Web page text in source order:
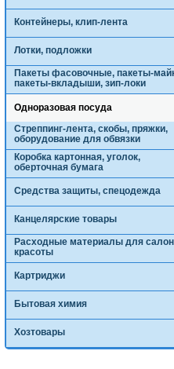
Контейнеры, клип-лента
Лотки, подложки
Пакеты фасовочные, пакеты-
пакеты-вкладыши, зип-локи
Одноразовая посуда
Стреппинг-лента, скобы, пряжки,
оборудование для обвязки
Коробка картонная, уголок,
оберточная бумага
Средства защиты, спецодежда
Канцелярские товары
Расходные материалы для
красоты
Картриджи
Бытовая химия
Хозтовары